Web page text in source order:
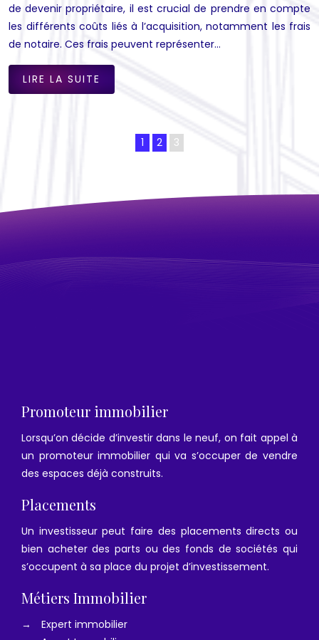
de devenir propriétaire, il est crucial de prendre en compte
les différents coûts liés à l’acquisition, notamment les frais
de notaire. Ces frais peuvent représenter…
LIRE LA SUITE
1 2 3
Promoteur immobilier
Lorsqu’on décide d’investir dans le neuf, on fait appel à
un promoteur immobilier qui va s’occuper de vendre
des espaces déjà construits.
Placements
Un investisseur peut faire des placements directs ou
bien acheter des parts ou des fonds de sociétés qui
s’occupent à sa place du projet d’investissement.
Métiers Immobilier
→
Expert immobilier